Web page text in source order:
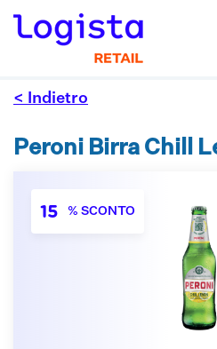
< Indietro
Peroni Birra Chill
15 % SCONTO